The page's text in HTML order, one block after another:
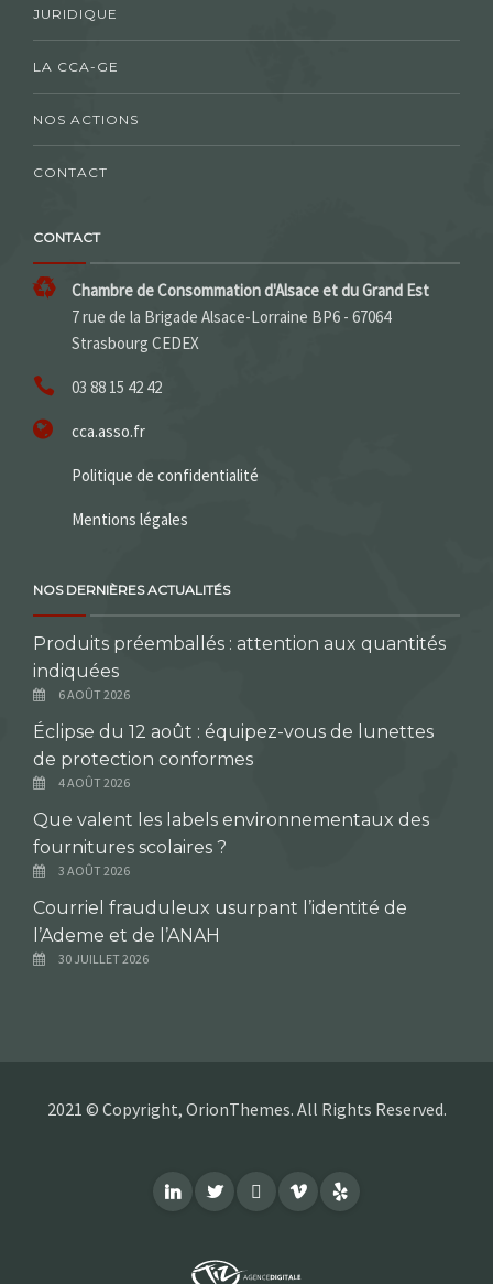
JURIDIQUE
LA CCA-GE
NOS ACTIONS
CONTACT
CONTACT
Chambre de Consommation d'Alsace et du Grand Est
7 rue de la Brigade Alsace-Lorraine BP6 - 67064
Strasbourg CEDEX
03 88 15 42 42
cca.asso.fr
Politique de confidentialité
Mentions légales
NOS DERNIÈRES ACTUALITÉS
Produits préemballés : attention aux quantités
indiquées
6 AOÛT 2026
Éclipse du 12 août : équipez-vous de lunettes
de protection conformes
4 AOÛT 2026
Que valent les labels environnementaux des
fournitures scolaires ?
3 AOÛT 2026
Courriel frauduleux usurpant l’identité de
l’Ademe et de l’ANAH
30 JUILLET 2026
2021 © Copyright, OrionThemes. All Rights Reserved.